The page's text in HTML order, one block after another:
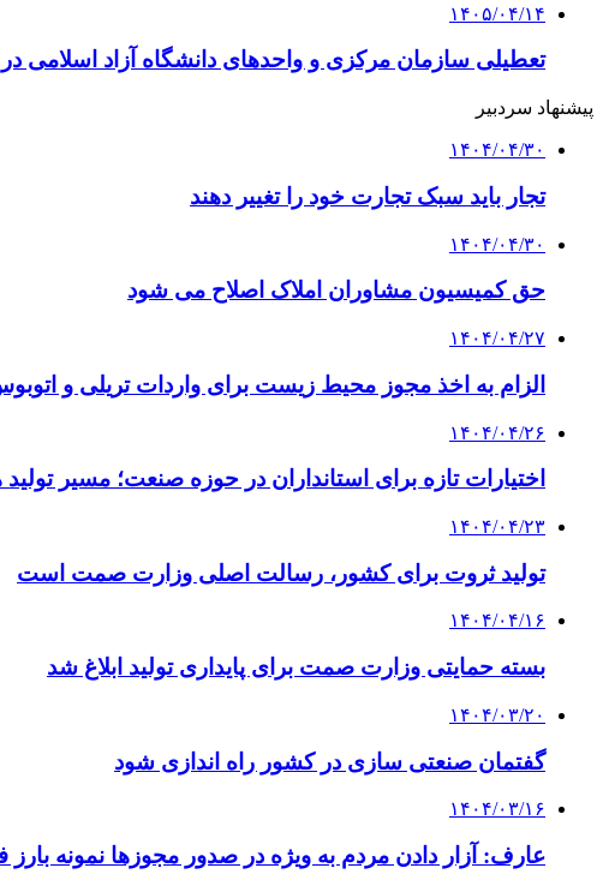
۱۴۰۵/۰۴/۱۴
تعطیلی سازمان مرکزی و واحدهای دانشگاه آزاد اسلامی
پیشنهاد سردبیر
۱۴۰۴/۰۴/۳۰
تجار باید سبک تجارت خود را تغییر دهند
۱۴۰۴/۰۴/۳۰
حق کمیسیون مشاوران املاک اصلاح می شود
۱۴۰۴/۰۴/۲۷
الزام به اخذ مجوز محیط زیست برای واردات تریلی و
۱۴۰۴/۰۴/۲۶
اختیارات تازه برای استانداران در حوزه صنعت؛ مسیر
۱۴۰۴/۰۴/۲۳
تولید ثروت برای کشور، رسالت اصلی وزارت صمت است
۱۴۰۴/۰۴/۱۶
بسته حمایتی وزارت صمت برای پایداری تولید ابلاغ شد
۱۴۰۴/۰۳/۲۰
گفتمان صنعتی‌ سازی در کشور راه‌ اندازی شود
۱۴۰۴/۰۳/۱۶
عارف: آزار دادن مردم به ویژه در صدور مجوزها نمونه